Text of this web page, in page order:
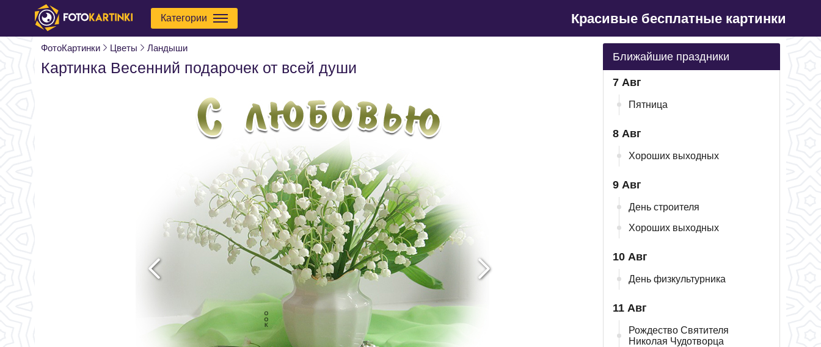
Категории Красивые бесплатные картинки
ФотоКартинки Цветы Ландыши
Картинка Весенний подарочек от всей души
Ближайшие праздники
7 Авг
Пятница
8 Авг
Хороших выходных
9 Авг
День строителя
Хороших выходных
10 Авг
День физкультурника
11 Авг
Рождество Святителя
Николая Чудотворца